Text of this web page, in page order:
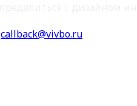
callback@vivbo.ru